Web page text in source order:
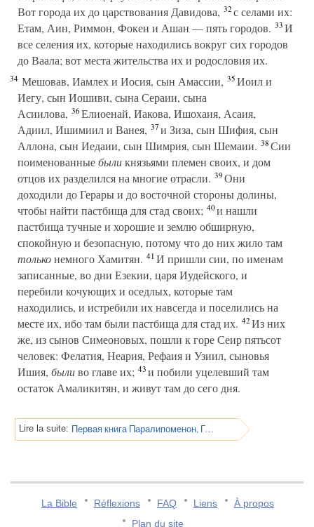
Вот города их до царствования Давидова, 32с селами их:
Етам, Аин, Риммон, Фокен и Ашан — пять городов. 33И
все селения их, которые находились вокруг сих городов
до Ваала; вот места жительства их и родословия их.
34 Мешовав, Иамлех и Иосия, сын Амассии, 35Иоил и
Иегу, сын Иошиви, сына Сераии, сына
Асиилова, 36Елиоенай, Иакова, Ишохаия, Асаия,
Адиил, Ишимиил и Ванея, 37и Зиза, сын Шифия, сын
Аллона, сын Иедаии, сын Шимрия, сын Шемаии. 38Сии
поименованныебыликнязьями племен своих, и дом
отцов их разделился на многие отрасли. 39Они
доходили до Герары и до восточной стороны долины,
чтобы найти пастбища для стад своих; 40и нашли
пастбища тучные и хорошие и землю обширную,
спокойную и безопасную, потому что до них жило там
тольконемного Хамитян. 41И пришли сии, по именам
записанные, во дни Езекии, царя Иудейского, и
перебили кочующих и оседлых, которые там
находились, и истребили их навсегда и поселились на
месте их, ибо там были пастбища для стад их. 42Из них
же, из сынов Симеоновых, пошли к горе Сеир пятьсот
человек: Фелатия, Неария, Рефаия и Узиил, сыновья
Ишия, быливо главе их; 43и побили уцелевший там
остаток Амаликитян, и живут там до сего дня.
Lire la suite: Первая книга Паралипоменон, Глава 5
La Bible Réflexions FAQ Liens
À propos
Plan du site